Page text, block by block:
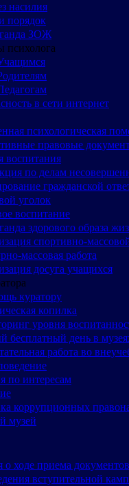
насилия
порядок
ЗОЖ
психолога
в сети интернет
психологическая
правовые
воспитания
по делам
гражданской
уголок
воспитание
здорового образа
спортивно-
массовая работа
досуга учащихся
куратору
копилка
уровня
бесплатный день в
работа во
по интересам
коррупционных
музей
ходе приема документов
вступительной